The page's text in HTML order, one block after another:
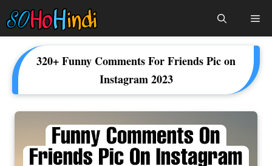
To
Content
320+ Funny Comments For Friends Pic on
Instagram 2023